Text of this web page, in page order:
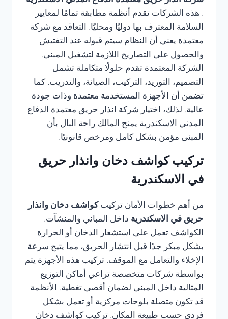
. هذه الشركات تقدم أنظمة مطابقة تمامًا لمعايير
السلامة المعترف بها دوليًا ومحليًا. التعاقد مع شركة
معتمدة يعني أن النظام سيتم قبوله عند التفتيش
والحصول على التصاريح اللازمة لتشغيل المبنى.
الشركة المعتمدة تقدم حلولًا متكاملة تشمل
التصميم، التوريد، التركيب، الصيانة، والتدريب. كما
تضمن أن الأجهزة المستخدمة معتمدة وذات جودة
عالية. لذلك، اختيار شركة انذار حريق معتمدة الدفاع
المدني الاسكندرية يمنح المالك راحة البال بأن
المبنى مؤمن بشكل كامل ومرخص قانونيًا.
تركيب كواشف دخان وانذار حريق
في الاسكندرية
من أهم خطوات الأمان تركيب كواشف دخان وانذار
حريق في الاسكندرية داخل المباني والمنشآت.
الكواشف تعمل على استشعار الدخان أو الحرارة
بشكل مبكر جدًا قبل انتشار الحريق، مما يتيح سرعة
الإخلاء والتعامل مع الموقف. تركيب هذه الأجهزة يتم
بواسطة شركات متخصصة تراعي أماكن التوزيع
المثالية داخل المبنى لضمان أقصى تغطية. الأنظمة
قد تكون متصلة بلوحات مركزية أو تعمل بشكل
فردي حسب طبيعة المكان. تركيب كواشف دخان